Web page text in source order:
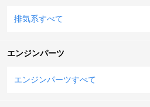
排気系すべて
エンジンパーツ
エンジンパーツすべて